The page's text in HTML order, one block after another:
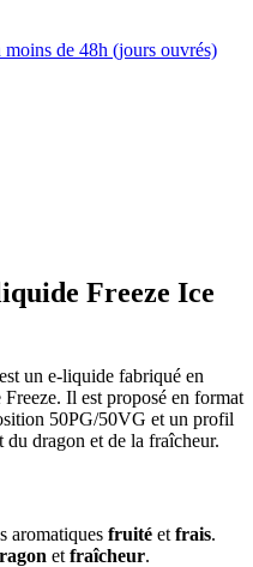
de 48h (jours ouvrés)
Freeze Ice
un e-liquide fabriqué en
Il est proposé en format
50PG/50VG et un profil
dragon et de la fraîcheur.
aromatiques fruité et frais.
et fraîcheur.